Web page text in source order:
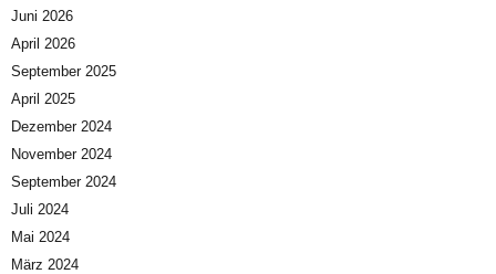
Juni 2026
April 2026
September 2025
April 2025
Dezember 2024
November 2024
September 2024
Juli 2024
Mai 2024
März 2024